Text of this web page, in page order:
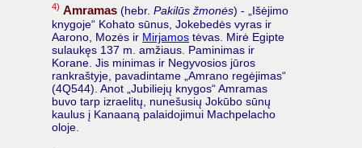
4) Amramas (hebr.Pakilūs žmonės) - „Išėjimo
knygoje“ Kohato sūnus, Jokebedės vyras ir
Aarono, Mozės ir Mirjamos tėvas. Mirė Egipte
sulaukęs 137 m. amžiaus. Paminimas ir
Korane. Jis minimas ir Negyvosios jūros
rankraštyje, pavadintame „Amrano regėjimas“
(4Q544). Anot „Jubiliejų knygos“ Amramas
buvo tarp izraelitų, nunešusių Jokūbo sūnų
kaulus į Kanaaną palaidojimui Machpelacho
oloje.